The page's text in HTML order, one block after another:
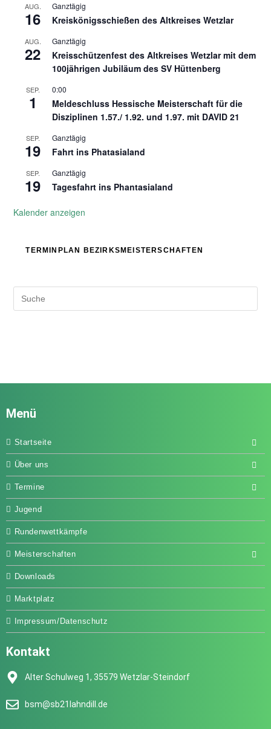
AUG.
16
Ganztägig
Kreiskönigsschießen des Altkreises Wetzlar
AUG.
22
Ganztägig
Kreisschützenfest des Altkreises Wetzlar mit dem
100jährigen Jubiläum des SV Hüttenberg
SEP.
1
0:00
Meldeschluss Hessische Meisterschaft für die
Disziplinen 1.57./ 1.92. und 1.97. mit DAVID 21
SEP.
19
Ganztägig
Fahrt ins Phatasialand
SEP.
19
Ganztägig
Tagesfahrt ins Phantasialand
Kalender anzeigen
TERMINPLAN BEZIRKSMEISTERSCHAFTEN
Menü
Startseite
Über uns
Termine
Jugend
Rundenwettkämpfe
Meisterschaften
Downloads
Marktplatz
Impressum/Datenschutz
Kontakt
Alter Schulweg 1, 35579 Wetzlar-Steindorf
bsm@sb21lahndill.de